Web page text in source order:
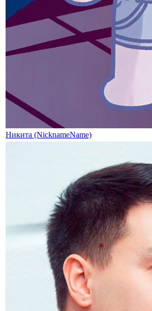
Никита (NicknameName)